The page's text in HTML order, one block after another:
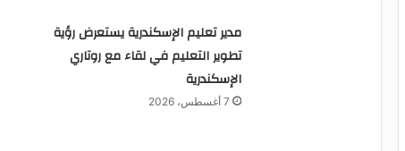
مدير تعليم الإسكندرية يستعرض رؤية
تطوير التعليم في لقاء مع روتاري
الإسكندرية
7 أغسطس، 2026